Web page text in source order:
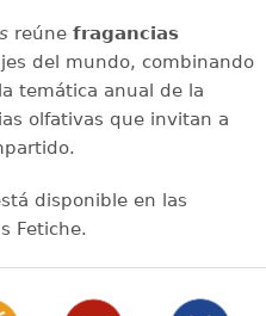
reúne fragancias
del mundo, combinando
temática anual de la
olfativas que invitan a
disponible en las
Fetiche.